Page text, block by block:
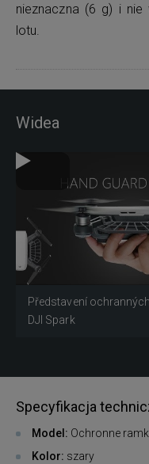
nieznaczna (6 g) i nie
lotu.
Widea
Představení
DJI Spark
Specyfikacja
Model: Ochronne
Kolor: szary